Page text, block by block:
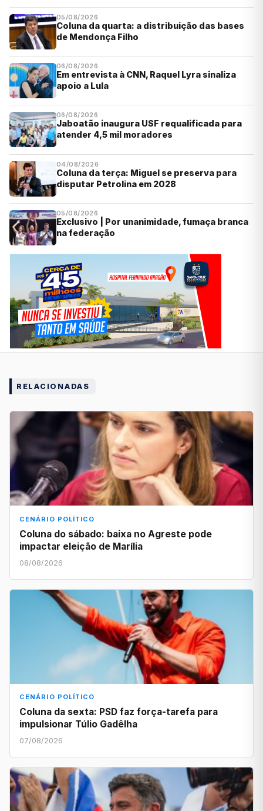
05/08/2026
Coluna da quarta: a distribuição das bases
de Mendonça Filho
06/08/2026
Em entrevista à CNN, Raquel Lyra sinaliza
apoio a Lula
06/08/2026
Jaboatão inaugura USF requalificada para
atender 4,5 mil moradores
04/08/2026
Coluna da terça: Miguel se preserva para
disputar Petrolina em 2028
05/08/2026
Exclusivo | Por unanimidade, fumaça branca
na federação
RELACIONADAS
CENÁRIO POLÍTICO
Coluna do sábado: baixa no Agreste pode
impactar eleição de Marília
08/08/2026
CENÁRIO POLÍTICO
Coluna da sexta: PSD faz força-tarefa para
impulsionar Túlio Gadêlha
07/08/2026